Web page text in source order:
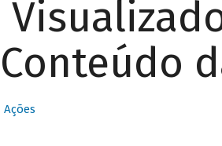
Conteúdo
Ações